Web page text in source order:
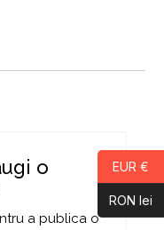
o
a publica o
EUR €
RON lei